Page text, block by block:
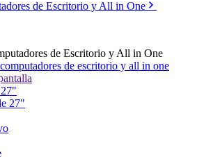
de Escritorio y All in One
de Escritorio y All in One
de escritorio y all in one
27"